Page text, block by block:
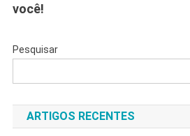
você!
Pesquisar
ARTIGOS RECENTES